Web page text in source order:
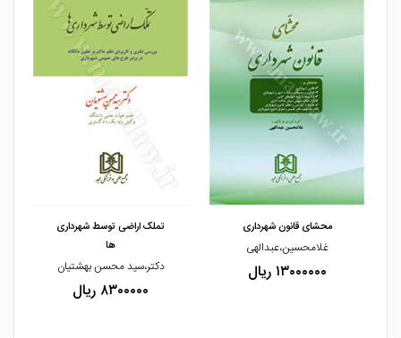
مشاهده و خرید مشاهده و خرید
محشای قانون شهرداری
غلامحسین،عبدالهی
۱۳۰۰۰۰۰۰ ریال
تملک اراضی توسط شهرداری
ها
دکتر،سید محسن بهشتیان
۸۳۰۰۰۰۰ ریال